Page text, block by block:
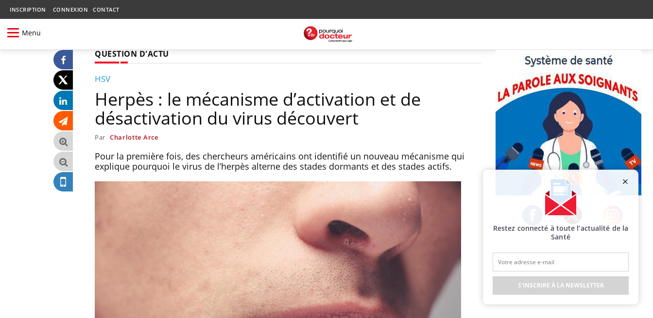
INSCRIPTION CONNEXION CONTACT
Menu
QUESTION D'ACTU
HSV
Herpès : le mécanisme d’activation et de
désactivation du virus découvert
Par Charlotte Arce
Pour la première fois, des chercheurs américains ont identifié un nouveau mécanisme qui
explique pourquoi le virus de l’herpès alterne des stades dormants et des stades actifs.
Facebook Twitter Instagram
Restez connecté à toute l’actualité de la
Santé
S'INSCRIRE À LA NEWSLETTER